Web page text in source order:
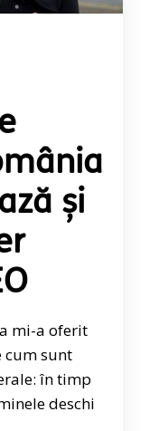
și
mi-a oferit
cum sunt
în timp
deschi